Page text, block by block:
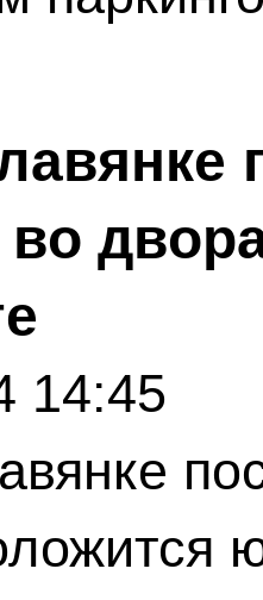
14:45